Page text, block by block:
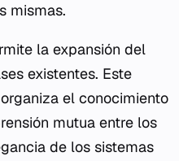
mismas.
la expansión del
existentes. Este
el conocimiento
mutua entre los
de los sistemas